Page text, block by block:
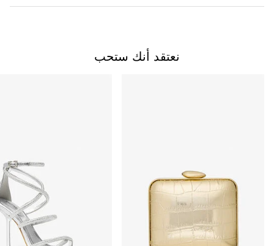
نعتقد أنك ستحب